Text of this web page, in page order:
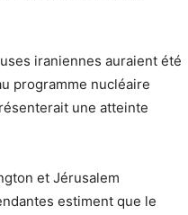
iraniennes auraient été
programme nucléaire
une atteinte
et Jérusalem
estiment que le